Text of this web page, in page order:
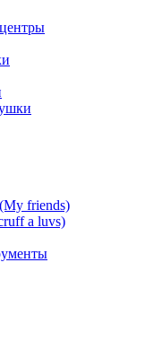
friends)
a luvs)